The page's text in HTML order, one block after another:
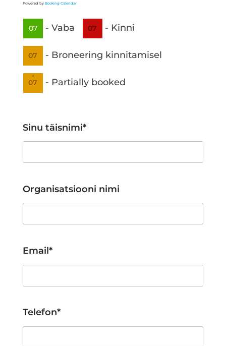
Powered by Booking Calendar
07 - Vaba 07 - Kinni
07 - Broneering kinnitamisel
·
07 - Partially booked
Sinu täisnimi*
Organisatsiooni nimi
Email*
Telefon*